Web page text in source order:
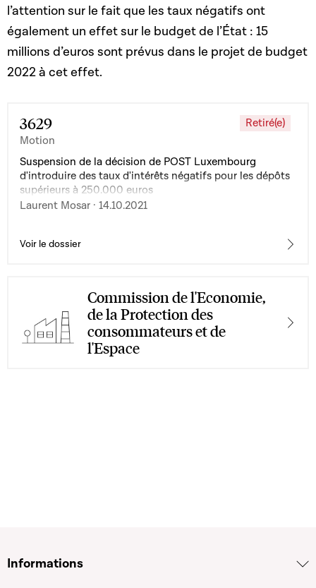
l’attention sur le fait que les taux négatifs ont
également un effet sur le budget de l’État : 15
millions d’euros sont prévus dans le projet de budget
2022 à cet effet.
3629
Motion
Retiré(e)
Suspension de la décision de POST Luxembourg
d'introduire des taux d'intérêts négatifs pour les dépôts
supérieurs à 250.000 euros
Laurent Mosar · 14.10.2021
Voir le dossier
Commission de l'Economie,
de la Protection des
consommateurs et de
l'Espace
Informations